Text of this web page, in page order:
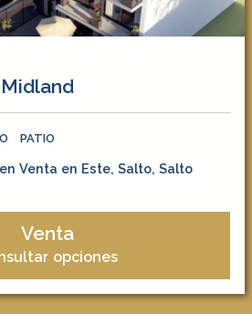
PATIO
Venta en Este, Salto, Salto
Venta
opciones